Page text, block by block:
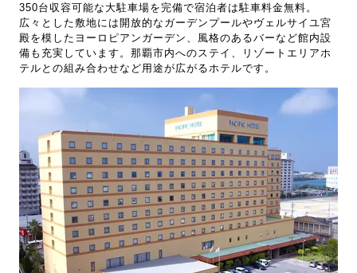
350台収容可能な大駐車場を完備で宿泊者は駐車料金無料。
広々とした敷地には開放的なガーデンプールやヴェルサイユ宮
殿を模したヨーロピアンガーデン、風格のあるバーなど館内設
備も充実しています。那覇市内へのステイ、リゾートエリアホ
テルとの組み合わせなど用途が広がるホテルです。